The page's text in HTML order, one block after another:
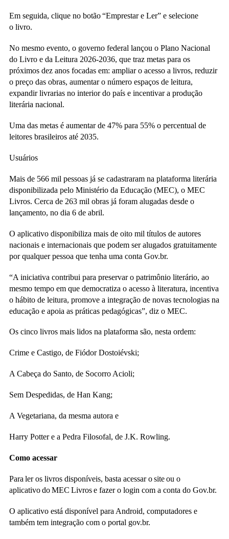
Em seguida, clique no botão “Emprestar e Ler” e selecione
o livro.
No mesmo evento, o governo federal lançou o Plano Nacional
do Livro e da Leitura 2026-2036, que traz metas para os
próximos dez anos focadas em: ampliar o acesso a livros, reduzir
o preço das obras, aumentar o número espaços de leitura,
expandir livrarias no interior do país e incentivar a produção
literária nacional.
Uma das metas é aumentar de 47% para 55% o percentual de
leitores brasileiros até 2035.
Usuários
Mais de 566 mil pessoas já se cadastraram na plataforma literária
disponibilizada pelo Ministério da Educação (MEC), o MEC
Livros. Cerca de 263 mil obras já foram alugadas desde o
lançamento, no dia 6 de abril.
O aplicativo disponibiliza mais de oito mil títulos de autores
nacionais e internacionais que podem ser alugados gratuitamente
por qualquer pessoa que tenha uma conta Gov.br.
“A iniciativa contribui para preservar o patrimônio literário, ao
mesmo tempo em que democratiza o acesso à literatura, incentiva
o hábito de leitura, promove a integração de novas tecnologias na
educação e apoia as práticas pedagógicas”, diz o MEC.
Os cinco livros mais lidos na plataforma são, nesta ordem:
Crime e Castigo, de Fiódor Dostoiévski;
A Cabeça do Santo, de Socorro Acioli;
Sem Despedidas, de Han Kang;
A Vegetariana, da mesma autora e
Harry Potter e a Pedra Filosofal, de J.K. Rowling.
Como acessar
Para ler os livros disponíveis, basta acessar o site ou o
aplicativo do MEC Livros e fazer o login com a conta do Gov.br.
O aplicativo está disponível para Android, computadores e
também tem integração com o portal gov.br.